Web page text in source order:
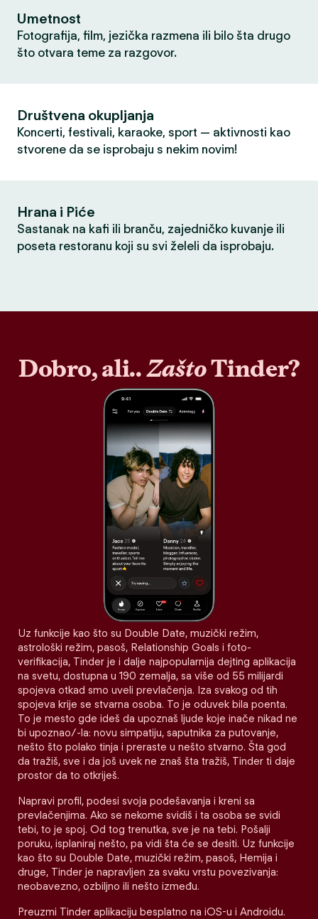
Umetnost
Fotografija, film, jezička razmena ili bilo šta drugo
što otvara teme za razgovor.
Društvena okupljanja
Koncerti, festivali, karaoke, sport — aktivnosti kao
stvorene da se isprobaju s nekim novim!
Hrana i Piće
Sastanak na kafi ili branču, zajedničko kuvanje ili
poseta restoranu koji su svi želeli da isprobaju.
Dobro, ali..ZaštoTinder?
Uz funkcije kao što su Double Date, muzički režim,
astrološki režim, pasoš, Relationship Goals i foto-
verifikacija, Tinder je i dalje najpopularnija dejting aplikacija
na svetu, dostupna u 190 zemalja, sa više od 55 milijardi
spojeva otkad smo uveli prevlačenja. Iza svakog od tih
spojeva krije se stvarna osoba. To je oduvek bila poenta.
To je mesto gde ideš da upoznaš ljude koje inače nikad ne
bi upoznao/-la: novu simpatiju, saputnika za putovanje,
nešto što polako tinja i preraste u nešto stvarno. Šta god
da tražiš, sve i da još uvek ne znaš šta tražiš, Tinder ti daje
prostor da to otkriješ.
Napravi profil, podesi svoja podešavanja i kreni sa
prevlačenjima. Ako se nekome svidiš i ta osoba se svidi
tebi, to je spoj. Od tog trenutka, sve je na tebi. Pošalji
poruku, isplaniraj nešto, pa vidi šta će se desiti. Uz funkcije
kao što su Double Date, muzički režim, pasoš, Hemija i
druge, Tinder je napravljen za svaku vrstu povezivanja:
neobavezno, ozbiljno ili nešto između.
Preuzmi Tinder aplikaciju besplatno na iOS-u i Androidu.